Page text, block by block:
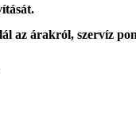
az árakról, szervíz